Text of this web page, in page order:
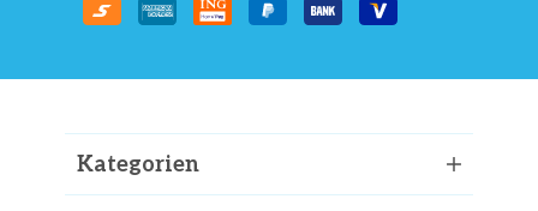
Kategorien